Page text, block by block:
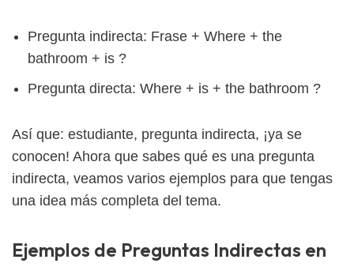
Pregunta indirecta: Frase + Where + the
bathroom + is ?
Pregunta directa: Where + is + the bathroom ?
Así que: estudiante, pregunta indirecta, ¡ya se
conocen! Ahora que sabes qué es una pregunta
indirecta, veamos varios ejemplos para que tengas
una idea más completa del tema.
Ejemplos de Preguntas Indirectas en